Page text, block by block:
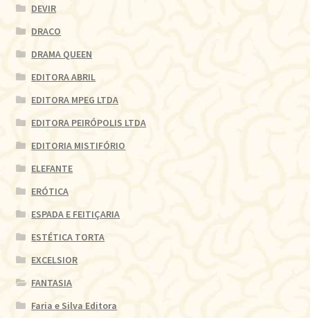
DEVIR
DRACO
DRAMA QUEEN
EDITORA ABRIL
EDITORA MPEG LTDA
EDITORA PEIRÓPOLIS LTDA
EDITORIA MISTIFÓRIO
ELEFANTE
ERÓTICA
ESPADA E FEITIÇARIA
ESTÉTICA TORTA
EXCELSIOR
FANTASIA
Faria e Silva Editora